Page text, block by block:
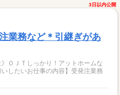
3日以内公開
業務など＊引継ぎがあ
ＯＪＴしっかり！アットホームな
たいお仕事の内容】受発注業務